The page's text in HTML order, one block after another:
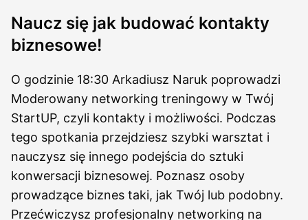
Naucz się jak budować kontakty
biznesowe!
O godzinie 18:30 Arkadiusz Naruk poprowadzi
Moderowany networking treningowy w Twój
StartUP, czyli kontakty i możliwości. Podczas
tego spotkania przejdziesz szybki warsztat i
nauczysz się innego podejścia do sztuki
konwersacji biznesowej. Poznasz osoby
prowadzące biznes taki, jak Twój lub podobny.
Przećwiczysz profesjonalny networking na